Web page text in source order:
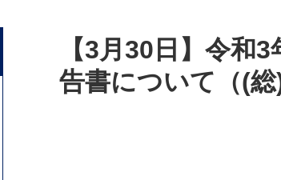
【3月30日】令和
告書について（(総